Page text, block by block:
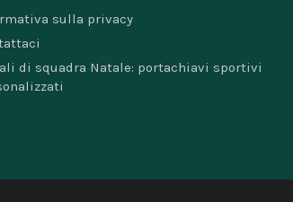
sulla privacy
di squadra Natale: portachiavi sportivi